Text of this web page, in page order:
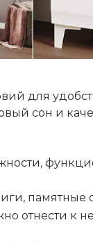
для
сон и
памятные
отнести к